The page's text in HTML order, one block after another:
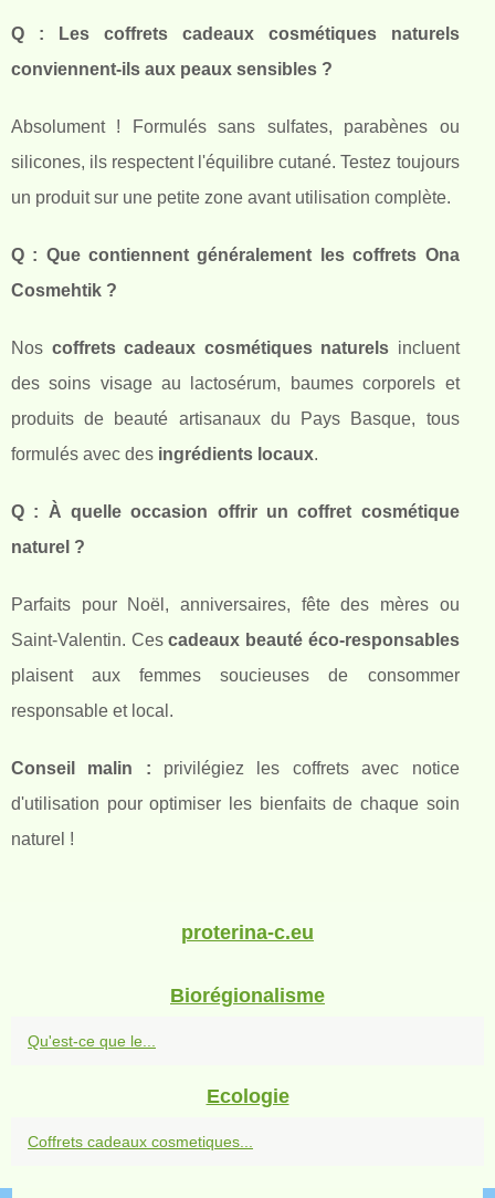
Q : Les coffrets cadeaux cosmétiques naturels
conviennent-ils aux peaux sensibles ?
Absolument ! Formulés sans sulfates, parabènes ou
silicones, ils respectent l'équilibre cutané. Testez toujours
un produit sur une petite zone avant utilisation complète.
Q : Que contiennent généralement les coffrets Ona
Cosmehtik ?
Nos coffrets cadeaux cosmétiques naturels incluent
des soins visage au lactosérum, baumes corporels et
produits de beauté artisanaux du Pays Basque, tous
formulés avec des ingrédients locaux.
Q : À quelle occasion offrir un coffret cosmétique
naturel ?
Parfaits pour Noël, anniversaires, fête des mères ou
Saint-Valentin. Cescadeaux beauté éco-responsables
plaisent aux femmes soucieuses de consommer
responsable et local.
Conseil malin : privilégiez les coffrets avec notice
d'utilisation pour optimiser les bienfaits de chaque soin
naturel !
proterina-c.eu
Biorégionalisme
Qu'est-ce que le...
Ecologie
Coffrets cadeaux cosmetiques...